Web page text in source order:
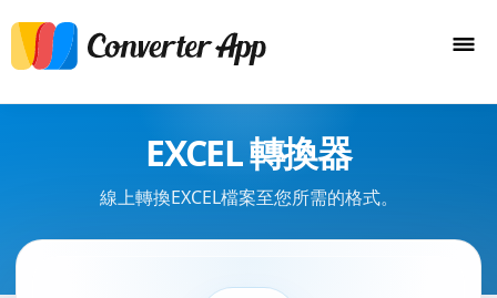
EXCEL 轉換器
線上轉換EXCEL檔案至您所需的格式。